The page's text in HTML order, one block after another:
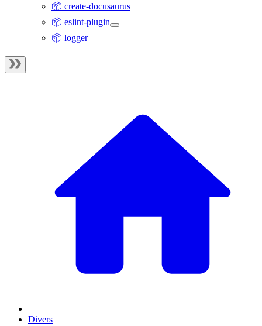
📦 create-docusaurus
📦 eslint-plugin
📦 logger
Divers